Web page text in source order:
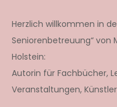
Herzlich willkommen in
Seniorenbetreuung“ von
Holstein:
Autorin für Fachbücher,
Veranstaltungen,